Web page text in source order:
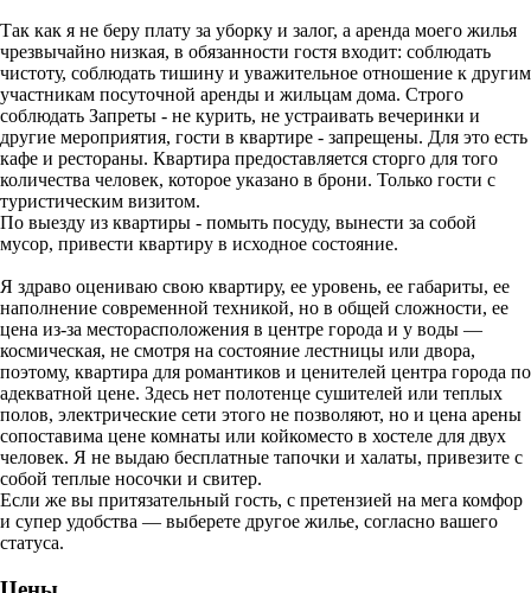
Так как я не беру плату за уборку и залог, а аренда моего жилья
чрезвычайно низкая, в обязанности гостя входит: соблюдать
чистоту, соблюдать тишину и уважительное отношение к другим
участникам посуточной аренды и жильцам дома. Строго
соблюдать Запреты - не курить, не устраивать вечеринки и
другие мероприятия, гости в квартире - запрещены. Для это есть
кафе и рестораны. Квартира предоставляется сторго для того
количества человек, которое указано в брони. Только гости с
туристическим визитом.
По выезду из квартиры - помыть посуду, вынести за собой
мусор, привести квартиру в исходное состояние.
Я здраво оцениваю свою квартиру, ее уровень, ее габариты, ее
наполнение современной техникой, но в общей сложности, ее
цена из-за месторасположения в центре города и у воды —
космическая, не смотря на состояние лестницы или двора,
поэтому, квартира для романтиков и ценителей центра города по
адекватной цене. Здесь нет полотенце сушителей или теплых
полов, электрические сети этого не позволяют, но и цена арены
сопоставима цене комнаты или койкоместо в хостеле для двух
человек. Я не выдаю бесплатные тапочки и халаты, привезите с
собой теплые носочки и свитер.
Если же вы притязательный гость, с претензией на мега комфор
и супер удобства — выберете другое жилье, согласно вашего
статуса.